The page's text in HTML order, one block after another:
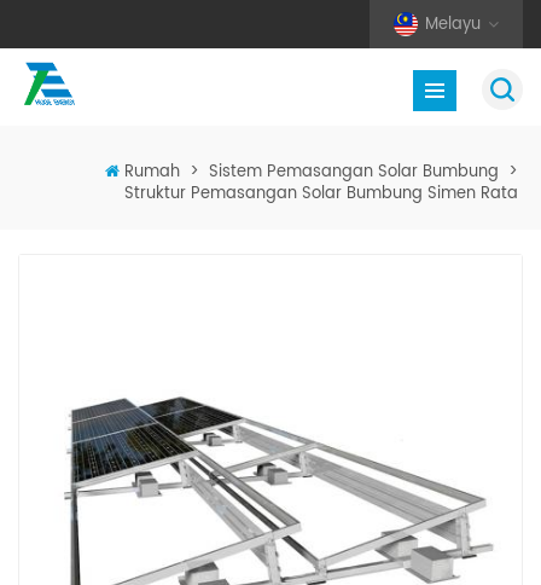
Melayu
Rumah > Sistem Pemasangan Solar Bumbung >
Struktur Pemasangan Solar Bumbung Simen Rata